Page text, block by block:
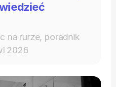
na rurze, poradnik
2026